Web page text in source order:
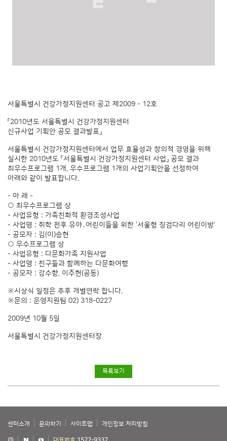
서울특별시 건강가정지원센터 공고 제2009 - 12호
「2010년도 서울특별시 건강가정지원센터
신규사업 기획안 공모 결과발표」
서울특별시 건강가정지원센터에서 업무 효율성과 창의적 경영을 위해
실시한 2010년도 「서울특별시 건강가정지원센터 사업」 공모 결과
최우수프로그램 1개, 우수프로그램 1개의 사업기획안을 선정하여
아래와 같이 발표합니다.
- 아 래 -
○ 최우수프로그램 상
- 사업유형 : 가족친화적 환경조성사업
- 사업명 : 취학 전후 유야․어린이들을 위한 ‘서울형 징검다리 어린이방’
- 공모자 : 김(이)승현
○ 우수프로그램 상
- 사업유형 : 다문화가족 지원사업
- 사업명 : 친구들과 함께하는 다문화여행
- 공모자 : 강수향, 이주현(공동)
※시상식 일정은 추후 개별연락 합니다.
※문의 : 운영지원팀 02) 318-0227
2009년 10월 5일
서울특별시 건강가정지원센터장
목록보기
센터소개 문의하기 사이트맵 개인정보 처리방침